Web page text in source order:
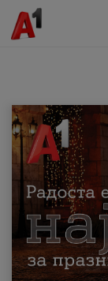
МК EN SQ
Приватни